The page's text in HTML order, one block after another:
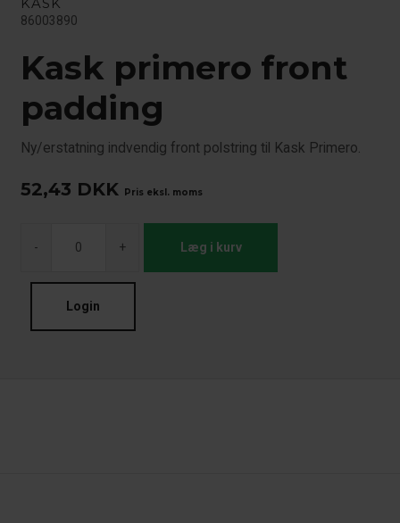
86003890
Kask primero front
padding
Ny/erstatning indvendig front polstring til Kask Primero.
52,43 DKK Pris eksl. moms
- + Læg i kurv
Login